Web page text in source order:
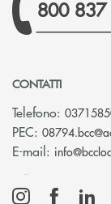
800
CONTATTI
Telefono:
PEC:
E-mail: